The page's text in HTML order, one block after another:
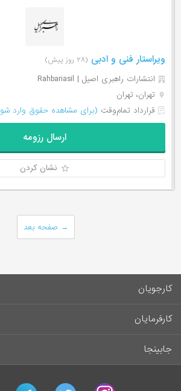
ویراستار فنی و ادبی (۲۸ روز پیش)
انتشارات راهبری اصیل | Rahbariasil
تهران، تهران
قرارداد تمام‌وقت (برای مشاهده حقوق وارد
ارسال رزومه
نشان کردن
صفحه بعد →
کارجویان
سوالات متداول کارجویان
لیست مشاغل
کارفرمایان
راهنمای ثبت آگهی استخدام
جابینجا